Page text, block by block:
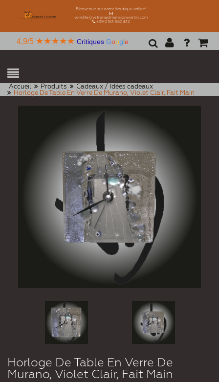
Bienvenue sur notre boutique online!
vendite@vetreriadimensionevetro.com
+39 0163 560432
4,9/5 ★★★★★ Critiques Google
Accueil Produits
Cadeaux / Idées cadeaux
Horloge De Table En Verre De Murano, Violet Clair, Fait Main
Horloge De Table En Verre De
Murano, Violet Clair, Fait Main